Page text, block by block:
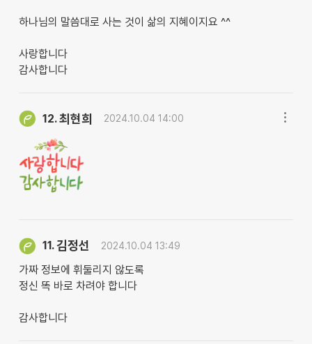
하나님의 말씀대로 사는 것이 삶의 지혜이지요 ^^
사랑합니다
감사합니다
12.최현희 2024.10.04 14:00
11.김정선 2024.10.04 13:49
가짜 정보에 휘둘리지 않도록
정신 똑 바로 차려야 합니다
감사합니다